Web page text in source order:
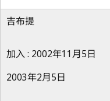
吉布提
加入 : 2002年11月5日
2003年2月5日